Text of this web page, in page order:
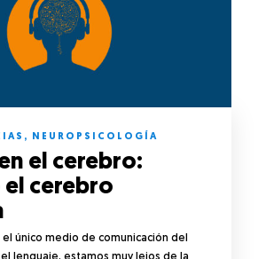
, NEUROPSICOLOGÍA
el cerebro:
el cerebro
el único medio de comunicación del